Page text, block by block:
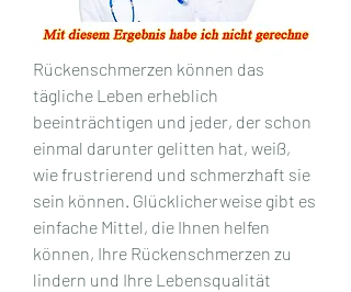
Rückenschmerzen können das
tägliche Leben erheblich
beeinträchtigen und jeder, der schon
einmal darunter gelitten hat, weiß,
wie frustrierend und schmerzhaft sie
sein können. Glücklicherweise gibt es
einfache Mittel, die Ihnen helfen
können, Ihre Rückenschmerzen zu
lindern und Ihre Lebensqualität